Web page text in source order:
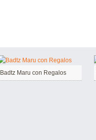
Badtz Maru con Regalos